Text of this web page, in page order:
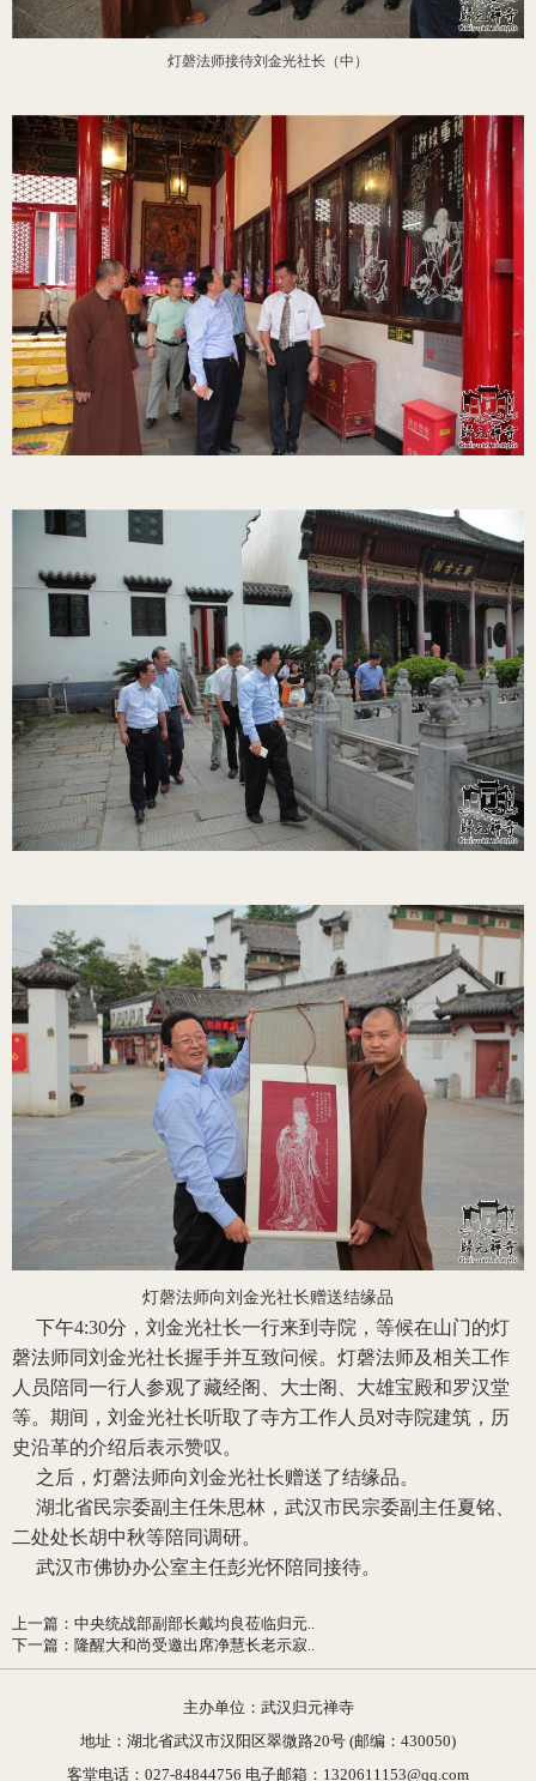
灯磬法师接待刘金光社长（中）
灯磬法师向刘金光社长赠送结缘品
下午4:30分，刘金光社长一行来到寺院，等候在山门的灯
磬法师同刘金光社长握手并互致问候。灯磬法师及相关工作
人员陪同一行人参观了藏经阁、大士阁、大雄宝殿和罗汉堂
等。期间，刘金光社长听取了寺方工作人员对寺院建筑，历
史沿革的介绍后表示赞叹。
之后，灯磬法师向刘金光社长赠送了结缘品。
湖北省民宗委副主任朱思林，武汉市民宗委副主任夏铭、
二处处长胡中秋等陪同调研。
武汉市佛协办公室主任彭光怀陪同接待。
上一篇 ： 中央统战部副部长戴均良莅临归元..
下一篇 ： 隆醒大和尚受邀出席净慧长老示寂..
主办单位：武汉归元禅寺
地址：湖北省武汉市汉阳区翠微路20号 (邮编：430050)
客堂电话：027-84844756 电子邮箱：1320611153@qq.com